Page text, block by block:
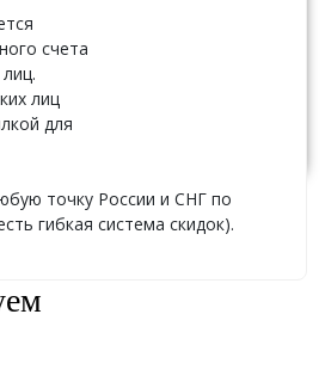
счета
лиц
для
точку России и СНГ по
гибкая система скидок).